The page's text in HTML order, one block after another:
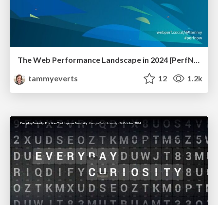
The Web Performance Landscape in 2024 [PerfNow 2024]
tammyeverts
12 1.2k